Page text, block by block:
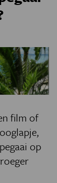
film of
op